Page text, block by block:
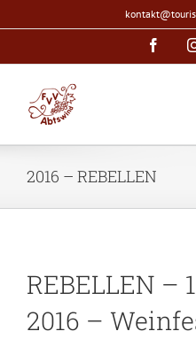
Inhalt
2016 – REBELLEN
REBELLEN –
2016 –